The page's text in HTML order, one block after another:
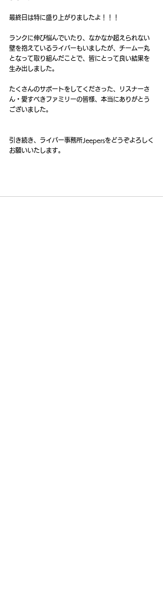
最終日は特に盛り上がりましたよ！！！
ランクに伸び悩んでいたり、なかなか超えられない
壁を抱えているライバーもいましたが、チーム一丸
となって取り組んだことで、皆にとって良い結果を
生み出しました。
たくさんのサポートをしてくださった、リスナーさ
ん・愛すべきファミリーの皆様、本当にありがとう
ございました。
引き続き、ライバー事務所Jeepersをどうぞよろしく
お願いいたします。